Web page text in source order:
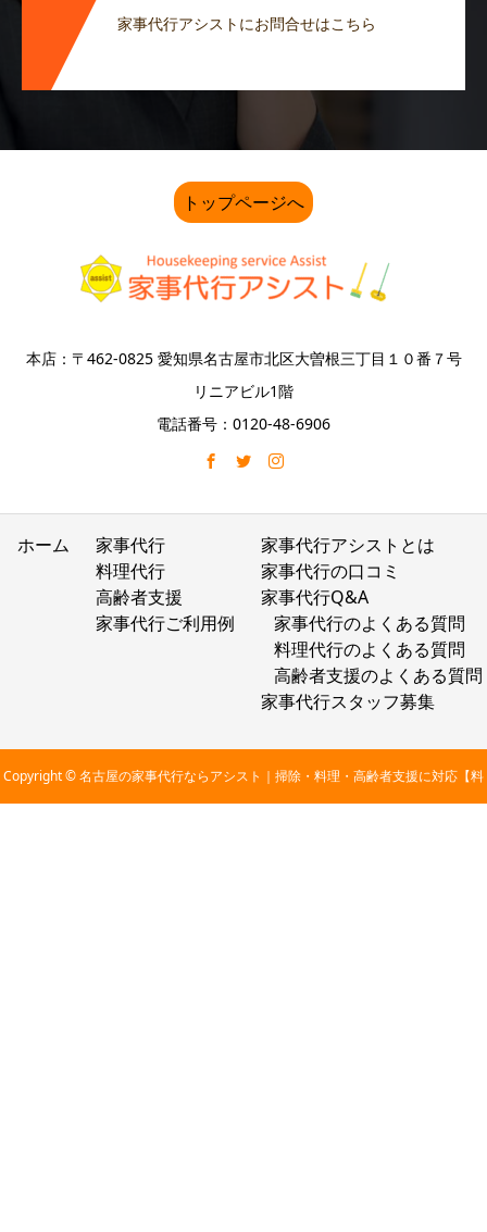
家事代行アシストにお問合せはこちら
トップページへ
本店：〒462-0825 愛知県名古屋市北区大曽根三丁目１０番７号
リニアビル1階
電話番号：0120-48-6906
ホーム
家事代行
料理代行
高齢者支援
家事代行ご利用例
家事代行アシストとは
家事代行の口コミ
家事代行Q&A
家事代行のよくある質問
料理代行のよくある質問
高齢者支援のよくある質問
家事代行スタッフ募集
Copyright © 名古屋の家事代行ならアシスト｜掃除・料理・高齢者支援に対応【料